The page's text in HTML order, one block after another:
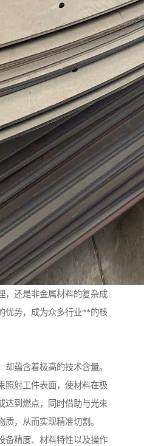
，还是非金属材料的复杂成
优势，成为众多行业**的核
蕴含着极高的技术含量。
照射工件表面，使材料在极
达到燃点，同时借助与光束
质，从而实现精准切割。
备精度、材料特性以及操作